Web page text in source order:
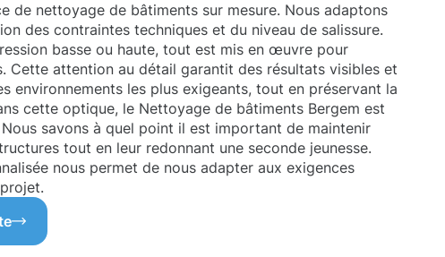
de nettoyage de bâtiments sur mesure. Nous adaptons
des contraintes techniques et du niveau de salissure.
basse ou haute, tout est mis en œuvre pour
Cette attention au détail garantit des résultats visibles et
environnements les plus exigeants, tout en préservant la
cette optique, le Nettoyage de bâtiments Bergem est
savons à quel point il est important de maintenir
tout en leur redonnant une seconde jeunesse.
nous permet de nous adapter aux exigences